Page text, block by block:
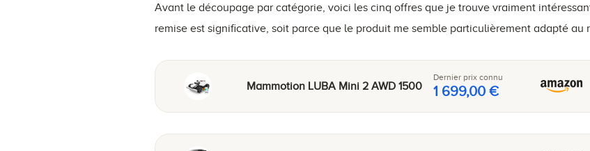
Avant le découpage par catégorie, voici les cinq offres que je trouve vraiment
remise est significative, soit parce que le produit me semble particulièrement adapté au
Mammotion LUBA Mini 2 AWD 1500
Dernier prix connu
1 699,00 €